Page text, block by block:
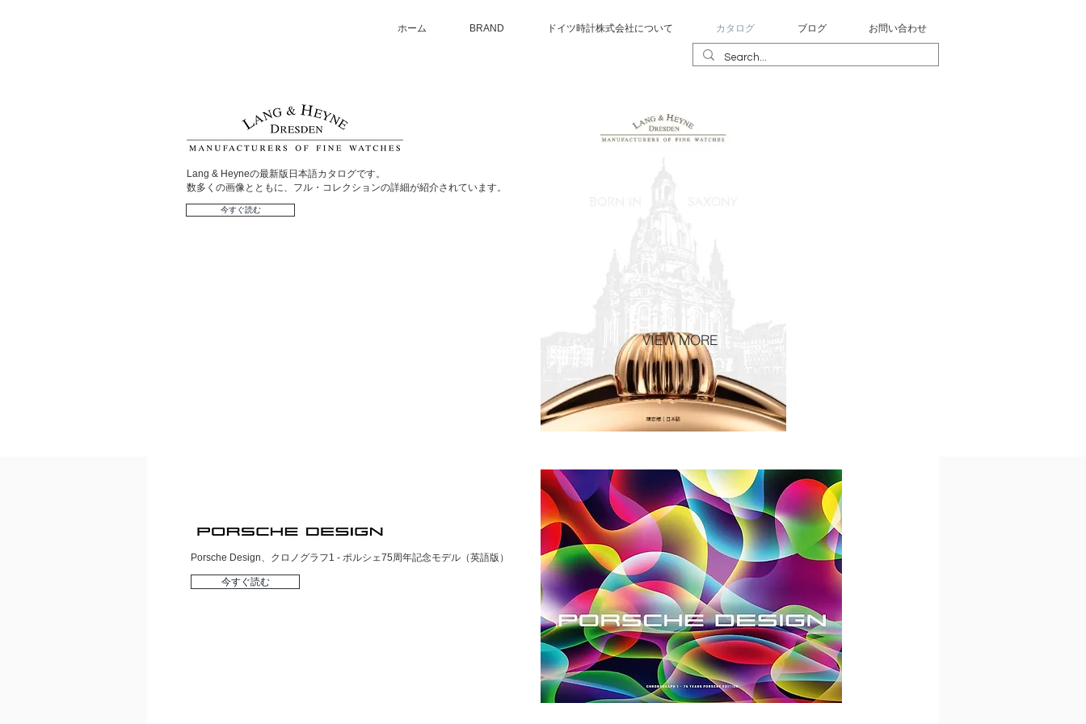
ホーム BRAND ドイツ時計株式会社について カタログ ブログ お問い合わせ
Lang & Heyneの最新版日本語カタログです。
数多くの画像とともに、フル・コレクションの詳細が紹介されています。
今すぐ読む
VIEW MORE
​Porsche Design、クロノグラフ1 - ポルシェ75周年記念モデル（英語版）
今すぐ読む